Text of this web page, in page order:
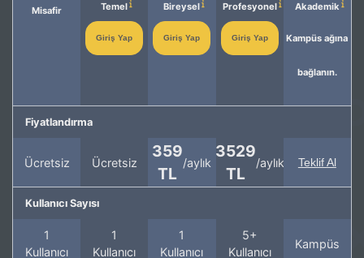
Misafir Temel
Giriş Yap
Bireysel
Giriş Yap
Profesyonel
Giriş Yap
Akademik
Kampüs ağına
bağlanın.
Fiyatlandırma
Ücretsiz Ücretsiz
359
TL
/aylık
3529
TL
/aylık Teklif Al
Kullanıcı Sayısı
1
Kullanıcı
1
Kullanıcı
1
Kullanıcı
5+
Kullanıcı
Kampüs